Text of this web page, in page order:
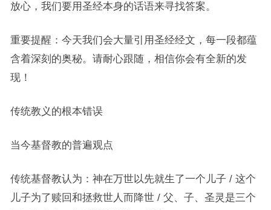
放心，我们要用圣经本身的话语来寻找答案。
重要提醒：今天我们会大量引用圣经经文，每一段都蕴
含着深刻的奥秘。请耐心跟随，相信你会有全新的发
现！
传统教义的根本错误
当今基督教的普遍观点
传统基督教认为：神在万世以先就生了一个儿子 / 这个
儿子为了赎回和拯救世人而降世 / 父、子、圣灵是三个